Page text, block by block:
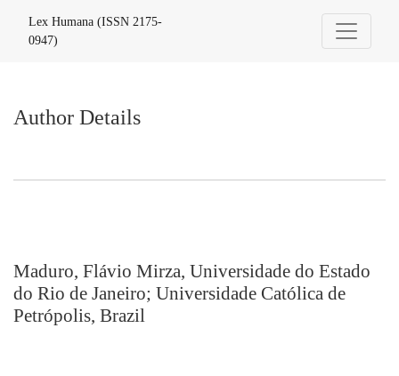
Lex Humana (ISSN 2175-
0947)
Author Details
Maduro, Flávio Mirza, Universidade do Estado
do Rio de Janeiro; Universidade Católica de
Petrópolis, Brazil